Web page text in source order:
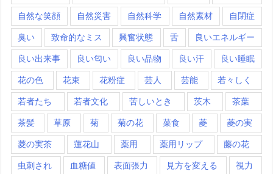
自然な笑顔 自然災害 自然科学 自然素材 自閉症
臭い 致命的なミス 興奮状態 舌 良いエネルギー
良い出来事 良い匂い 良い品物 良い汗 良い睡眠
花の色 花束 花粉症 芸人 芸能 若々しく
若者たち 若者文化 苦しいとき 茨木 茶葉
茶髪 草原 菊 菊の花 菜食 菱 菱の実
菱の実茶 蓮花山 薬用 薬用リップ 藤の花
虫刺され 血糖値 表面張力 見方を変える 視力